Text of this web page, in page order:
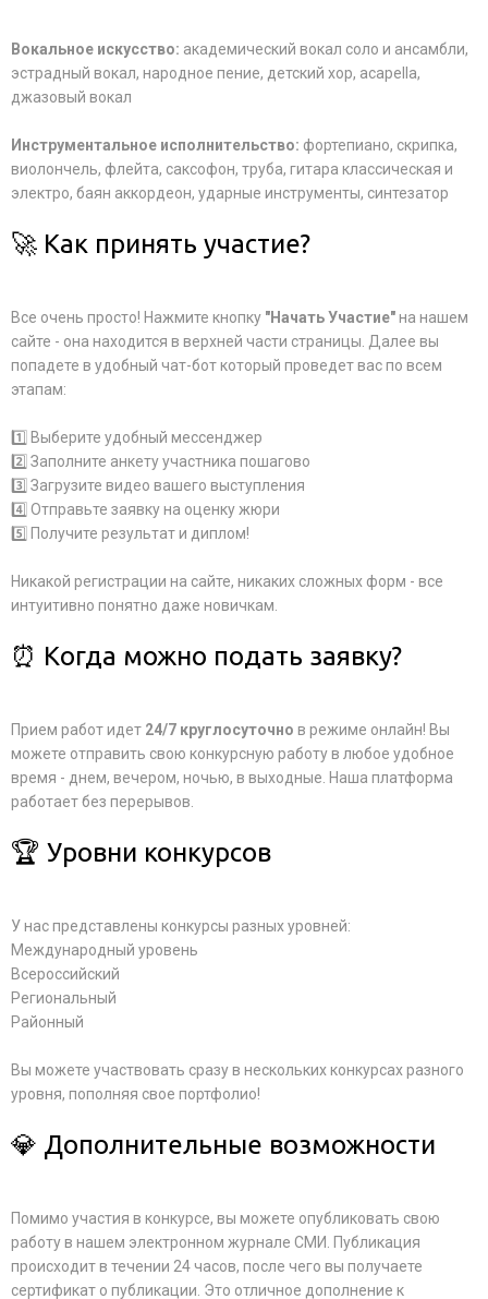
Вокальное искусство: академический вокал соло и ансамбли,
эстрадный вокал, народное пение, детский хор, acapella,
джазовый вокал
Инструментальное исполнительство: фортепиано, скрипка,
виолончель, флейта, саксофон, труба, гитара классическая и
электро, баян аккордеон, ударные инструменты, синтезатор
🚀 Как принять участие?
Все очень просто! Нажмите кнопку "Начать Участие"на нашем
сайте - она находится в верхней части страницы. Далее вы
попадете в удобный чат-бот который проведет вас по всем
этапам:
1️⃣ Выберите удобный мессенджер
2️⃣ Заполните анкету участника пошагово
3️⃣ Загрузите видео вашего выступления
4️⃣ Отправьте заявку на оценку жюри
5️⃣ Получите результат и диплом!
Никакой регистрации на сайте, никаких сложных форм - все
интуитивно понятно даже новичкам.
⏰ Когда можно подать заявку?
Прием работ идет 24/7 круглосуточно в режиме онлайн! Вы
можете отправить свою конкурсную работу в любое удобное
время - днем, вечером, ночью, в выходные. Наша платформа
работает без перерывов.
🏆 Уровни конкурсов
У нас представлены конкурсы разных уровней:
Международный уровень
Всероссийский
Региональный
Районный
Вы можете участвовать сразу в нескольких конкурсах разного
уровня, пополняя свое портфолио!
💎 Дополнительные возможности
Помимо участия в конкурсе, вы можете опубликовать свою
работу в нашем электронном журнале СМИ. Публикация
происходит в течении 24 часов, после чего вы получаете
сертификат о публикации. Это отличное дополнение к